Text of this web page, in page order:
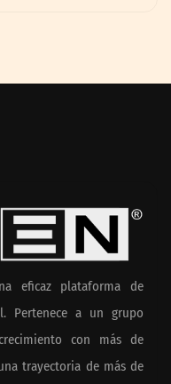
eficaz plataforma de
Pertenece a un grupo
con más de
trayectoria de más de